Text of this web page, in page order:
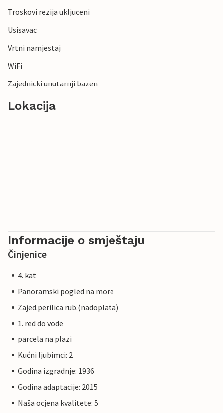
Troskovi rezija ukljuceni
Usisavac
Vrtni namjestaj
WiFi
Zajednicki unutarnji bazen
Lokacija
Informacije o smještaju
Činjenice
4. kat
Panoramski pogled na more
Zajed.perilica rub.(nadoplata)
1. red do vode
parcela na plazi
Kućni ljubimci: 2
Godina izgradnje: 1936
Godina adaptacije: 2015
Naša ocjena kvalitete: 5